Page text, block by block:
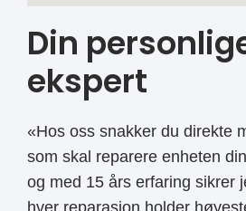
Din
ekspert
«Hos oss snakker du direkte
som skal reparere enheten
og med 15 års erfaring sikrer
hver reparasjon holder